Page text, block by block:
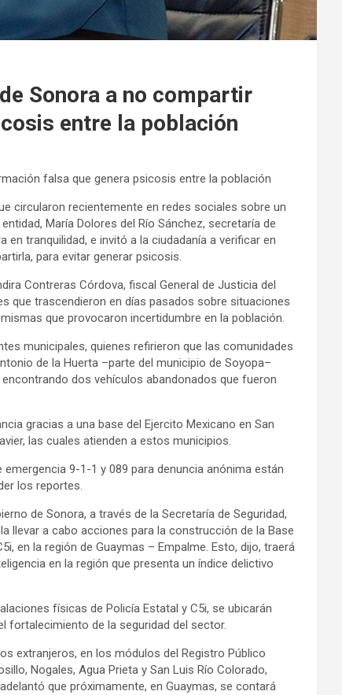
Sonora a no compartir
entre la población
falsa que genera psicosis entre la población
circularon recientemente en redes sociales sobre un
María Dolores del Río Sánchez, secretaría de
tranquilidad, e invitó a la ciudadanía a verificar en
para evitar generar psicosis.
Contreras Córdova, fiscal General de Justicia del
que trascendieron en días pasados sobre situaciones
que provocaron incertidumbre en la población.
municipales, quienes refirieron que las comunidades
de la Huerta –parte del municipio de Soyopa–
dos vehículos abandonados que fueron
gracias a una base del Ejercito Mexicano en San
las cuales atienden a estos municipios.
9-1-1 y 089 para denuncia anónima están
los reportes.
de Sonora, a través de la Secretaría de Seguridad,
llevar a cabo acciones para la construcción de la Base
en la región de Guaymas – Empalme. Esto, dijo, traerá
en la región que presenta un índice delictivo
físicas de Policía Estatal y C5i, se ubicarán
fortalecimiento de la seguridad del sector.
extranjeros, en los módulos del Registro Público
Nogales, Agua Prieta y San Luis Río Colorado,
que próximamente, en Guaymas, se contará